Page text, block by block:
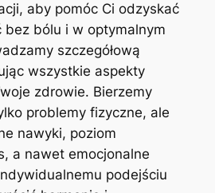
aby pomóc Ci odzyskać
bez bólu i w optymalnym
szczegółową
wszystkie aspekty
zdrowie. Bierzemy
problemy fizyczne, ale
nawyki, poziom
a nawet emocjonalne
podejściu